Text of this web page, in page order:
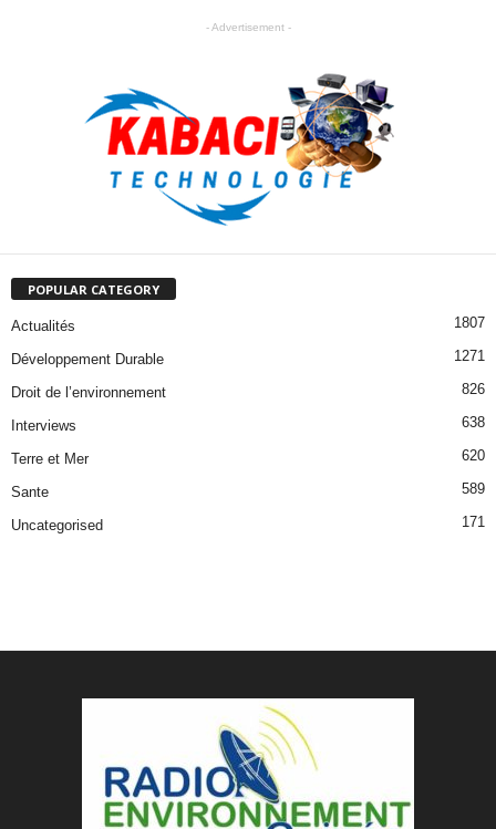
- Advertisement -
POPULAR CATEGORY
Actualités 1807
Développement Durable 1271
Droit de l’environnement 826
Interviews 638
Terre et Mer 620
Sante 589
Uncategorised 171